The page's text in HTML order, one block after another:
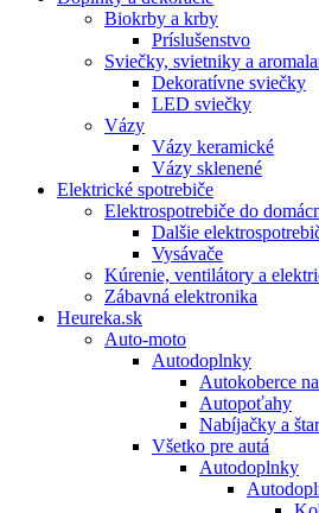
Biokrby a krby
Príslušenstvo
Sviečky, svietniky a
Dekoratívne sviečky
LED sviečky
Vázy
Vázy keramické
Vázy sklenené
Elektrické spotrebiče
Elektrospotrebiče do
Dalšie
Vysávače
Kúrenie, ventilátory a
Zábavná elektronika
Heureka.sk
Auto-moto
Autodoplnky
Autokoberce
Autopoťahy
Nabíjačky a
Všetko pre autá
Autodoplnky